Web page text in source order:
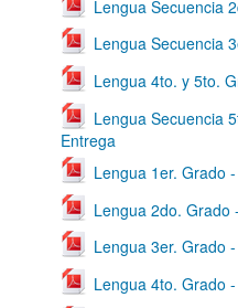
Lengua Secuencia
Lengua Secuencia
Lengua 4to. y 5to.
Lengua Secuencia
Entrega
Lengua 1er. Grado
Lengua 2do. Grado
Lengua 3er. Grado
Lengua 4to. Grado